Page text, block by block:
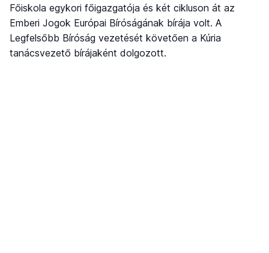
Főiskola egykori főigazgatója és két cikluson át az
Emberi Jogok Európai Bíróságának bírája volt. A
Legfelsőbb Bíróság vezetését követően a Kúria
tanácsvezető bírájaként dolgozott.